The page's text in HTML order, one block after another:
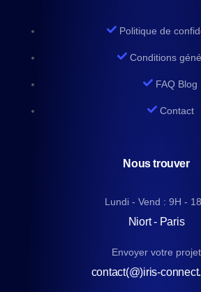
Politique de
Conditions
FAQ Blog
Contact
Nous trouver
Lundi - Vend : 9H -
Niort - Paris
Envoyer votre projet
contact(@)iris-